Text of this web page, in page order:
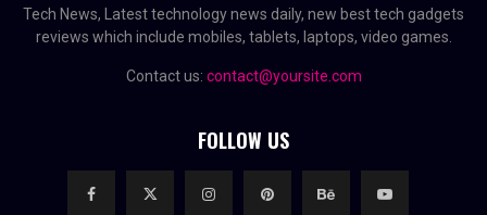
Tech News, Latest technology news daily, new best tech gadgets
reviews which include mobiles, tablets, laptops, video games.
Contact us: contact@yoursite.com
FOLLOW US